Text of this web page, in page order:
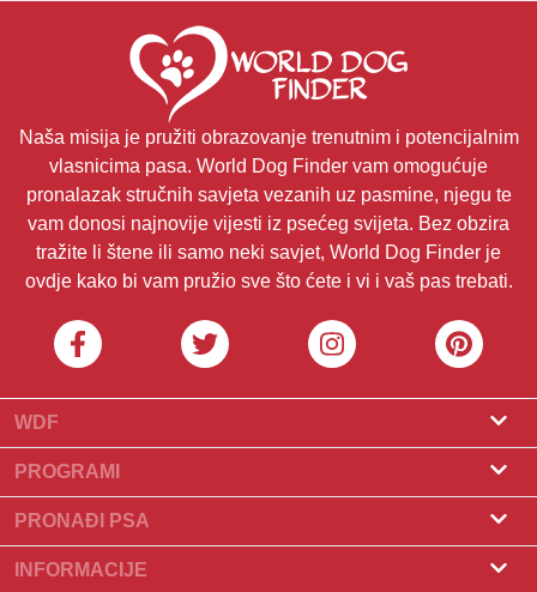
Naša misija je pružiti obrazovanje trenutnim i potencijalnim
vlasnicima pasa. World Dog Finder vam omogućuje
pronalazak stručnih savjeta vezanih uz pasmine, njegu te
vam donosi najnovije vijesti iz psećeg svijeta. Bez obzira
tražite li štene ili samo neki savjet, World Dog Finder je
ovdje kako bi vam pružio sve što ćete i vi i vaš pas trebati.
WDF
O nama
Što je World Dog Finder
Koje saveze prihvaćamo?
Kontakt
PROGRAMI
Program za uzgajivače
Program za groomere
PRONAĐI PSA
Pronađite uzgajivača
INFORMACIJE